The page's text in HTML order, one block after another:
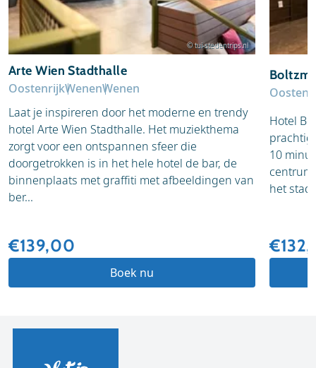
© tui-stedentrips.nl
Arte Wien Stadthalle
OostenrijkWenenWenen
Laat je inspireren door het moderne en trendy
hotel Arte Wien Stadthalle. Het muziekthema
zorgt voor een ontspannen sfeer die
doorgetrokken is in het hele hotel de bar, de
binnenplaats met graffiti met afbeeldingen van
ber...
€139,00
Boek nu
Hotel
10
centrum
het